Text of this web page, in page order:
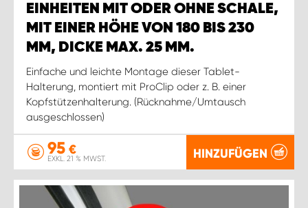
EINHEITEN MIT ODER OHNE SCHALE,
MIT EINER HÖHE VON 180 BIS 230
MM, DICKE MAX. 25 MM.
Einfache und leichte Montage dieser Tablet-
Halterung, montiert mit ProClip oder z. B. einer
Kopfstützenhalterung. (Rücknahme/Umtausch
ausgeschlossen)
95 €
EXKL. 21 % MWST. HINZUFÜGEN